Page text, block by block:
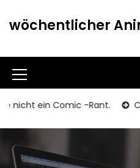
t
c
t
wöchentlicher
M
e
n
u
I
ein Comic -Rant.